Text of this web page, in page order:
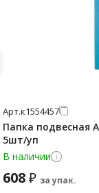
Арт.к1554457
Папка подвесная
5шт/уп
В наличии
608₽ за упак.